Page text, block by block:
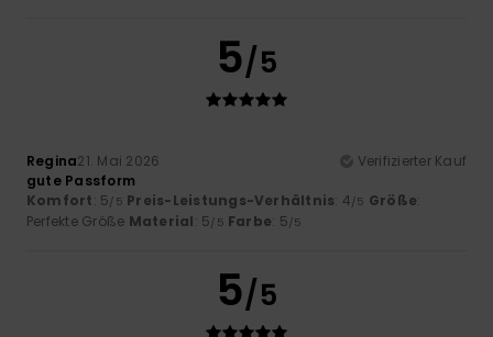
5/5
Regina21. Mai 2026
Verifizierter Kauf
gute Passform
Komfort: 5/5 Preis-Leistungs-Verhältnis: 4/5 Größe:
Perfekte Größe Material: 5/5 Farbe: 5/5
5/5